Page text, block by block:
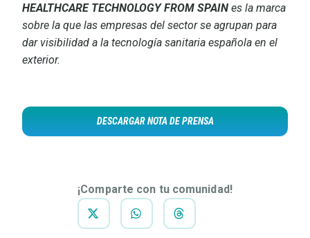
HEALTHCARE TECHNOLOGY FROM SPAIN es la marca
sobre la que las empresas del sector se agrupan para
dar visibilidad a la tecnología sanitaria española en el
exterior.
DESCARGAR NOTA DE PRENSA
¡Comparte con tu comunidad!